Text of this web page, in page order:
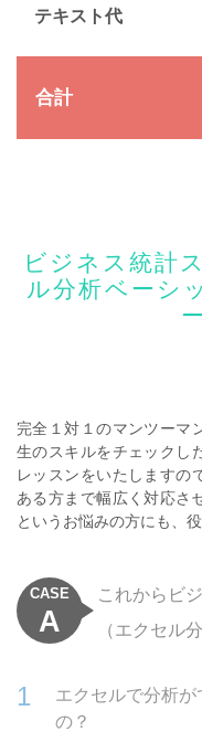
テキスト代
合計
ビジネス統計
ル分析ベーシ
完全１対１のマンツーマ
生のスキルをチェックし
レッスンをいたしますの
ある方まで幅広く対応さ
というお悩みの方にも、
CASE
A
これからビ
（エクセル
エクセルで分析
の？